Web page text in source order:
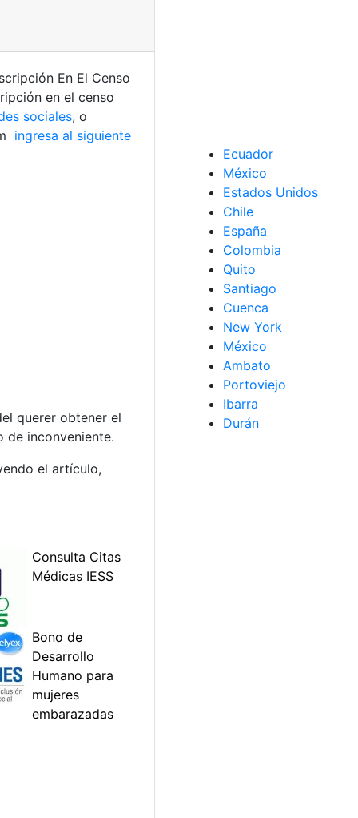
En El Censo
en el censo
sociales, o
ingresa al siguiente
querer obtener el
de inconveniente.
el artículo,
Ecuador
México
Estados Unidos
Chile
España
Colombia
Quito
Santiago
Cuenca
New York
México
Ambato
Portoviejo
Ibarra
Durán